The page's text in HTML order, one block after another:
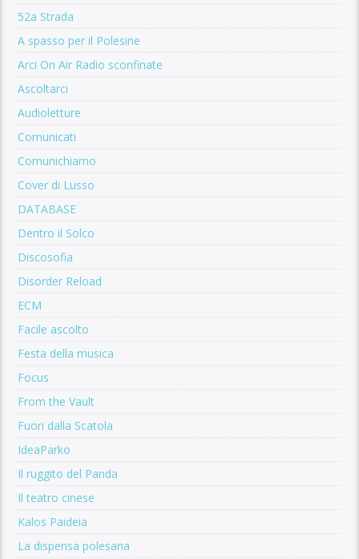
52a Strada
A spasso per il Polesine
Arci On Air Radio sconfinate
Ascoltarci
Audioletture
Comunicati
Comunichiamo
Cover di Lusso
DATABASE
Dentro il Solco
Discosofia
Disorder Reload
ECM
Facile ascolto
Festa della musica
Focus
From the Vault
Fuori dalla Scatola
IdeaParko
Il ruggito del Panda
Il teatro cinese
Kalos Paideia
La dispensa polesana